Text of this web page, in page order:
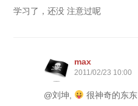
学习了，还没 注意过呢
max
2011/02/23 10:00
@刘坤, 很神奇的东东